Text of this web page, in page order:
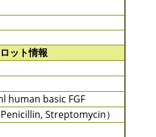
ロット情報
human basic FGF
Streptomycin）